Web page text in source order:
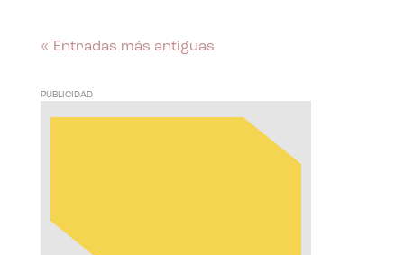
« Entradas más antiguas
PUBLICIDAD